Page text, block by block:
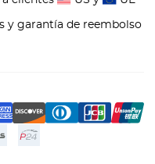
y garantía de reembolso